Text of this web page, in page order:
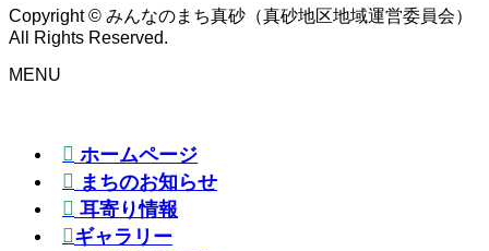
Copyright © みんなのまち真砂（真砂地区地域運営委員会）
All Rights Reserved.
MENU
ホームページ
まちのお知らせ
耳寄り情報
ギャラリー